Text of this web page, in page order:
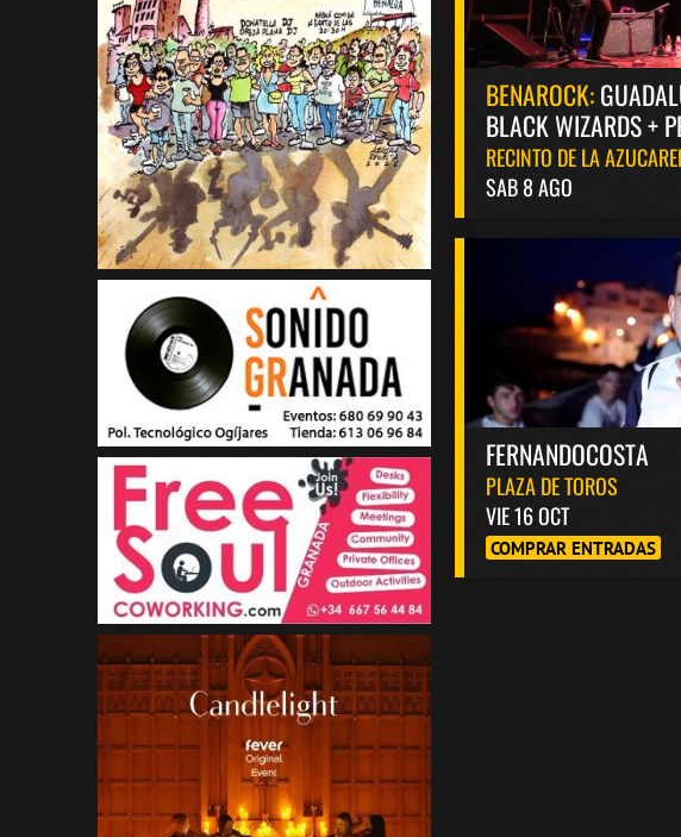
BENAROCK:
BLACK WIZARDS +
RECINTO DE LA
SAB 8 AGO
FERNANDOCOSTA
PLAZA DE TOROS
VIE 16 OCT
COMPRAR ENTRADAS